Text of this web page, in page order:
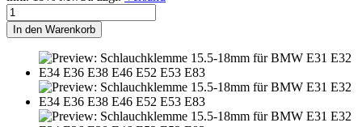
In den Warenkorb